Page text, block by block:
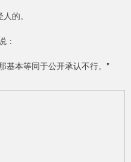
的。
：
基本等同于公开承认不行。"